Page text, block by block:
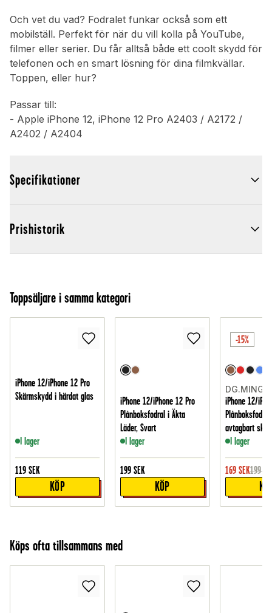
Och vet du vad? Fodralet funkar också som ett
mobilställ. Perfekt för när du vill kolla på YouTube,
filmer eller serier. Du får alltså både ett coolt skydd för
telefonen och en smart lösning för dina filmkvällar.
Toppen, eller hur?
Passar till:
- Apple iPhone 12, iPhone 12 Pro A2403 / A2172 /
A2402 / A2404
Specifikationer
Prishistorik
Toppsäljare i samma kategori
iPhone 12/iPhone 12 Pro
Skärmskydd i härdat glas
I lager
119 SEK
KÖP
iPhone 12/iPhone 12 Pro
Plånboksfodral i Äkta
Läder, Svart
I lager
199 SEK
KÖP
-15%
DG.MING
iPhone 12/
avtagbart
I lager
169 SEK199
Köps ofta tillsammans med